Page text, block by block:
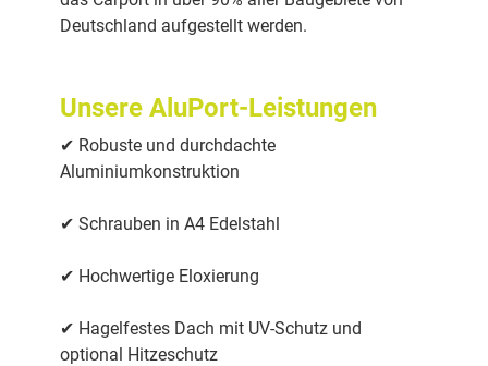
Deutschland aufgestellt werden.
Unsere AluPort-Leistungen
✔ Robuste und durchdachte
Aluminiumkonstruktion
✔ Schrauben in A4 Edelstahl
✔ Hochwertige Eloxierung
✔ Hagelfestes Dach mit UV-Schutz und
optional Hitzeschutz